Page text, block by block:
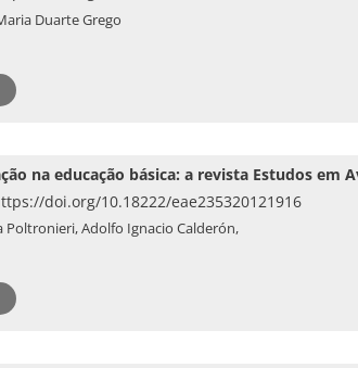
Duarte Grego
na educação básica: a revista Estudos em
doi.org/10.18222/eae235320121916
Poltronieri, Adolfo Ignacio Calderón,